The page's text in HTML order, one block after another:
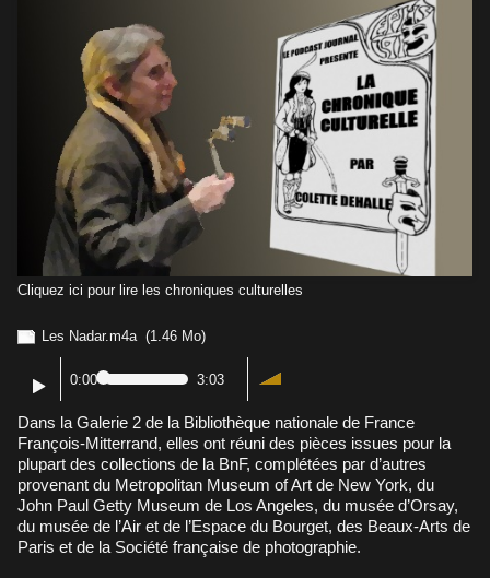
Cliquez ici pour lire les chroniques culturelles
Les Nadar.m4a (1.46 Mo)
0:00 3:03
Dans la Galerie 2 de la Bibliothèque nationale de France
François-Mitterrand, elles ont réuni des pièces issues pour la
plupart des collections de la BnF, complétées par d’autres
provenant du Metropolitan Museum of Art de New York, du
John Paul Getty Museum de Los Angeles, du musée d’Orsay,
du musée de l’Air et de l’Espace du Bourget, des Beaux-Arts de
Paris et de la Société française de photographie.